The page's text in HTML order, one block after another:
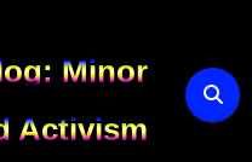
Minor
Activism